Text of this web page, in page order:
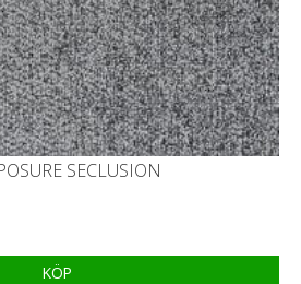
SECLUSION
KÖP